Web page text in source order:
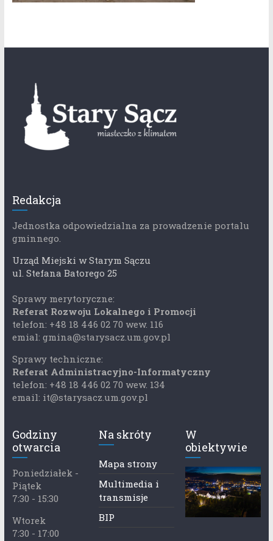
Redakcja
Jednostka odpowiedzialna za prowadzenie portalu
gminnego.
Urząd Miejski w Starym Sączu
ul. Stefana Batorego 25
Sprawy merytoryczne:
Referat Rozwoju Lokalnego i Promocji
telefon: +48 18 446 02 70 wew. 116
emial: gmina@starysacz.um.gov.pl
Sprawy techniczne:
Referat Administracyjno-Informatyczny
telefon: +48 18 446 02 70 wew. 134
email: it@starysacz.um.gov.pl
Godziny
otwarcia
Poniedziałek -
Piątek
7:30 - 15:30
Wtorek
7:30 - 17:00
Na skróty
Mapa strony
Multimedia i
transmisje
BIP
W
obiektywie